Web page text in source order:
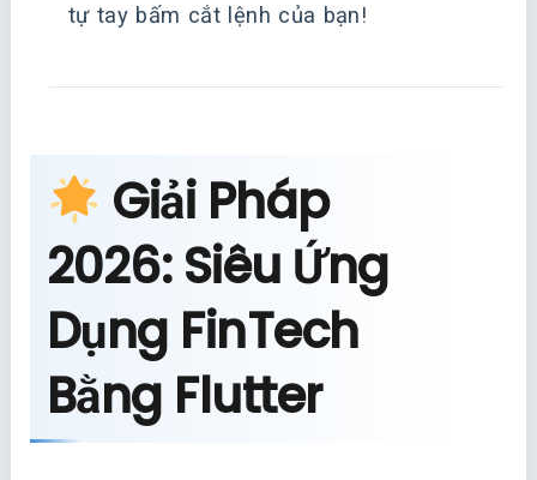
tự tay bấm cắt lệnh của bạn!
Giải Pháp
2026: Siêu Ứng
Dụng FinTech
Bằng Flutter